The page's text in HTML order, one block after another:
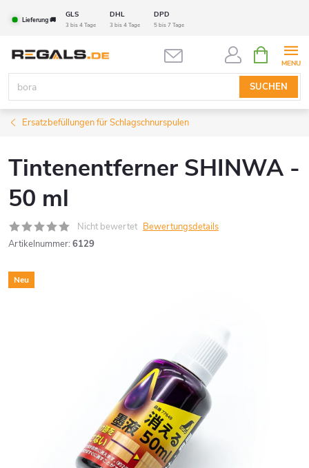
InhaltLieferung 🚚
GLS DHL DPD
3 bis 4 Tage 3 bis 4 Tage 5 bis 7 Tage
SUCHEN
Ersatzbefüllungen für Schlagschnurspulen
Tintenentferner SHINWA -
50 ml
Nicht bewertet Bewertungsdetails
Artikelnummer: 6129
Neu